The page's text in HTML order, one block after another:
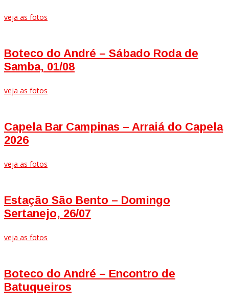
veja as fotos
Boteco do André – Sábado Roda de
Samba, 01/08
veja as fotos
Capela Bar Campinas – Arraiá do Capela
2026
veja as fotos
Estação São Bento – Domingo
Sertanejo, 26/07
veja as fotos
Boteco do André – Encontro de
Batuqueiros